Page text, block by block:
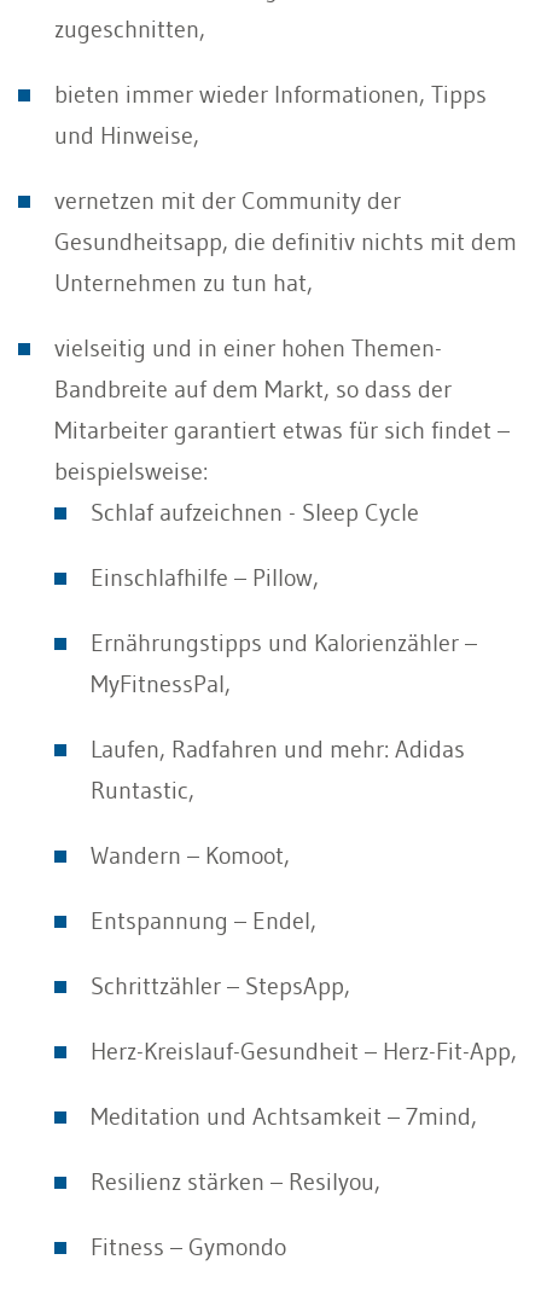
zugeschnitten,
bieten immer wieder Informationen, Tipps
und Hinweise,
vernetzen mit der Community der
Gesundheitsapp, die definitiv nichts mit dem
Unternehmen zu tun hat,
vielseitig und in einer hohen Themen-
Bandbreite auf dem Markt, so dass der
Mitarbeiter garantiert etwas für sich findet –
beispielsweise:
Schlaf aufzeichnen - Sleep Cycle
Einschlafhilfe – Pillow,
Ernährungstipps und Kalorienzähler –
MyFitnessPal,
Laufen, Radfahren und mehr: Adidas
Runtastic,
Wandern – Komoot,
Entspannung – Endel,
Schrittzähler – StepsApp,
Herz-Kreislauf-Gesundheit – Herz-Fit-App,
Meditation und Achtsamkeit – 7mind,
Resilienz stärken – Resilyou,
Fitness – Gymondo